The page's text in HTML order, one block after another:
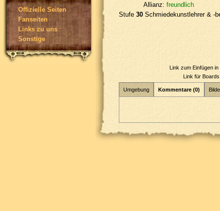
Offizielle Seiten
Fanseiten
Links zu uns
Sonstige
Allianz: freundlich
Stufe 30 Schmiedekunstlehrer & -
Link zum Einfügen
Link für
Umgebung Kommentare (0)